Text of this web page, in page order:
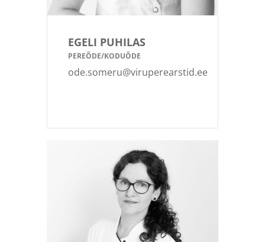
EGELI PUHILAS
PEREÕDE/KODUÕDE
ode.someru@viruperearstid.ee